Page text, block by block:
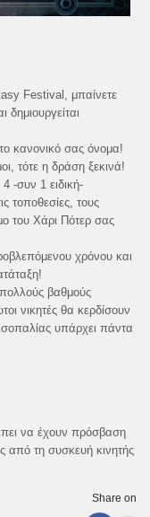
Festival, μπαίνετε
δημιουργείται
κανονικό σας όνομα!
τότε η δράση ξεκινά!
-συν 1 ειδική-
τοποθεσίες, τους
του Χάρι Πότερ σας
χρόνου και
βαθμούς
νικητές θα κερδίσουν
υπάρχει πάντα
να έχουν πρόσβαση
από τη συσκευή κινητής
Share on